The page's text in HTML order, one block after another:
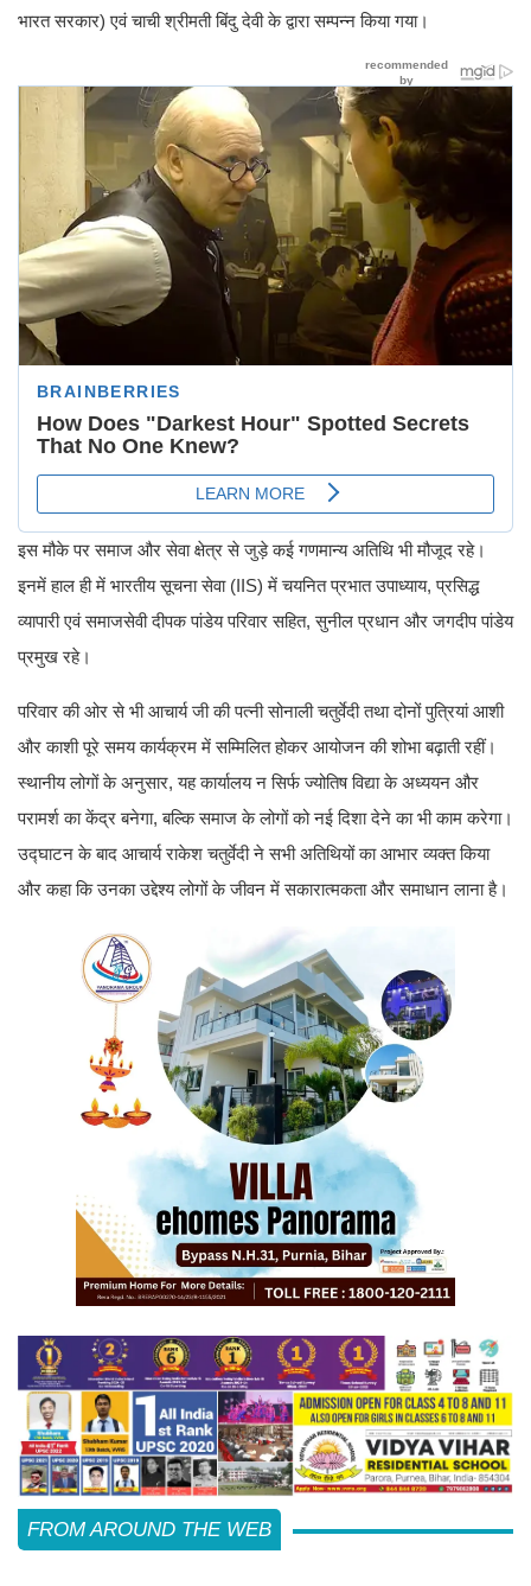
भारत सरकार) एवं चाची श्रीमती बिंदु देवी के द्वारा सम्पन्न किया गया।
इस मौके पर समाज और सेवा क्षेत्र से जुड़े कई गणमान्य अतिथि भी मौजूद रहे।
इनमें हाल ही में भारतीय सूचना सेवा (IIS) में चयनित प्रभात उपाध्याय, प्रसिद्ध
व्यापारी एवं समाजसेवी दीपक पांडेय परिवार सहित, सुनील प्रधान और जगदीप पांडेय
प्रमुख रहे।
परिवार की ओर से भी आचार्य जी की पत्नी सोनाली चतुर्वेदी तथा दोनों पुत्रियां आशी
और काशी पूरे समय कार्यक्रम में सम्मिलित होकर आयोजन की शोभा बढ़ाती रहीं।
स्थानीय लोगों के अनुसार, यह कार्यालय न सिर्फ ज्योतिष विद्या के अध्ययन और
परामर्श का केंद्र बनेगा, बल्कि समाज के लोगों को नई दिशा देने का भी काम करेगा।
उद्घाटन के बाद आचार्य राकेश चतुर्वेदी ने सभी अतिथियों का आभार व्यक्त किया
और कहा कि उनका उद्देश्य लोगों के जीवन में सकारात्मकता और समाधान लाना है।
FROM AROUND THE WEB